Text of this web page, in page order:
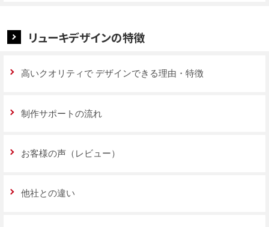
リューキデザインの特徴
高いクオリティで デザインできる理由・特徴
制作サポートの流れ
お客様の声（レビュー）
他社との違い